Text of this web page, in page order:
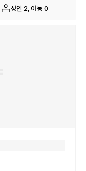
성인 2, 아동 0